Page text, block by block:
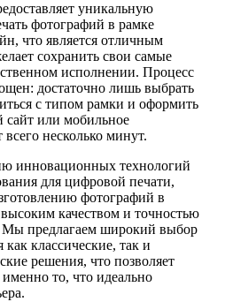
уникальную
фотографий в рамке
что является отличным
сохранить свои самые
исполнении. Процесс
достаточно лишь выбрать
с типом рамки и оформить
сайт или мобильное
несколько минут.
инновационных технологий
для цифровой печати,
фотографий в
качеством и точностью
Мы предлагаем широкий выбор
классические, так и
решения, что позволяет
то, что идеально